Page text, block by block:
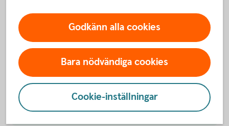
Skatteverkets krav har du rätt till skatteavdrag.
Använder du din egen bil i tjänsten kan du få skattefri
ersättning från din arbetsgivare. Har du en tjänstebil
får du skatta för den som en förmån från din
arbetsgivare.
Skatteavdrag för bilresor till jobbet
(skatteverket.se)
Godkänn alla cookies
Bara nödvändiga cookies
Cookie-inställningar